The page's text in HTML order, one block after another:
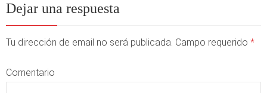
Dejar una respuesta
Tu dirección de email no será publicada. Campo requerido *
Comentario